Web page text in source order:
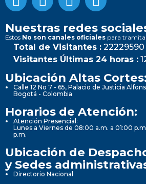
Nuestras redes
Estos No son canales oficiales para
Total de Visitantes : 22229590
Visitantes Últimas 24 horas :
Ubicación Altas Cortes:
Calle 12 No 7 - 65, Palacio de Justicia
Bogotá - Colombia
Horarios de Atención:
Atención Presencial:
Lunes a Viernes de 08:00 a.m. a 01:00
p.m.
Ubicación de
y Sedes
Directorio Nacional